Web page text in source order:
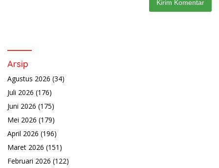
Arsip
Agustus 2026 (34)
Juli 2026 (176)
Juni 2026 (175)
Mei 2026 (179)
April 2026 (196)
Maret 2026 (151)
Februari 2026 (122)